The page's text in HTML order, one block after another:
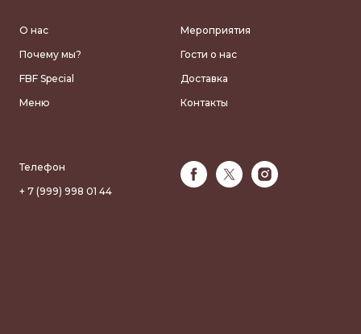
О нас
Почему мы?
FBF Special
Меню
Мероприятия
Гости о нас
Доставка
Контакты
Телефон
+ 7 (999) 998 01 44